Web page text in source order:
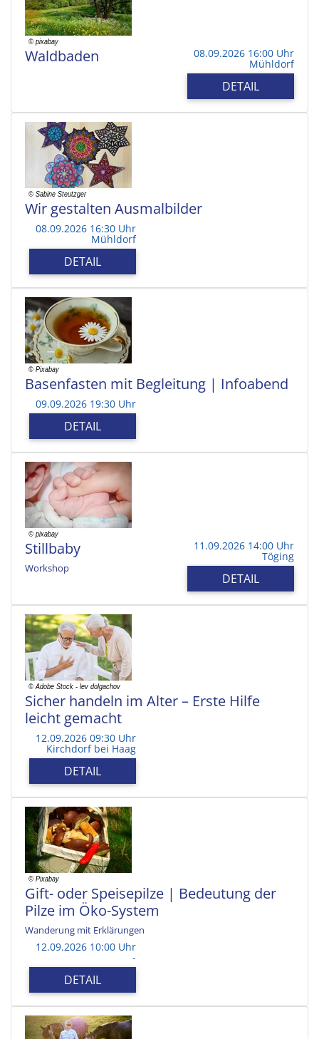
Waldbaden 08.09.2026 16:00 Uhr
Mühldorf
DETAIL
Wir gestalten Ausmalbilder
08.09.2026 16:30 Uhr
Mühldorf
DETAIL
Basenfasten mit Begleitung | Infoabend
09.09.2026 19:30 Uhr
DETAIL
Stillbaby
Workshop
11.09.2026 14:00 Uhr
Töging
DETAIL
Sicher handeln im Alter – Erste Hilfe
leicht gemacht
12.09.2026 09:30 Uhr
Kirchdorf bei Haag
DETAIL
Gift- oder Speisepilze | Bedeutung der
Pilze im Öko-System
Wanderung mit Erklärungen
12.09.2026 10:00 Uhr
-
DETAIL